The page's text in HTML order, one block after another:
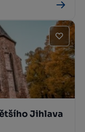
Jihlava